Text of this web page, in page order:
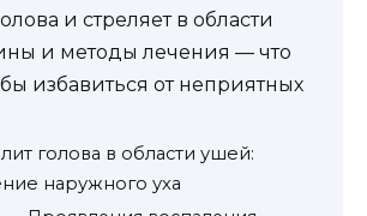
и стреляет в области
и методы лечения — что
избавиться от неприятных
голова в области ушей:
наружного уха